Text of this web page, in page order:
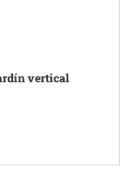
vertical